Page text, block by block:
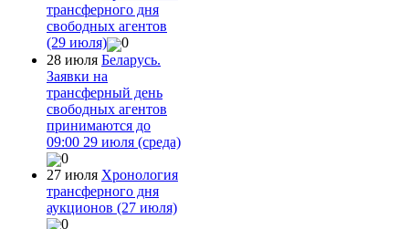
трансферного дня
свободных агентов
(29 июля)
0
28 июля Беларусь.
Заявки на
трансферный день
свободных агентов
принимаются до
09:00 29 июля (среда)
0
27 июля Хронология
трансферного дня
аукционов (27 июля)
0